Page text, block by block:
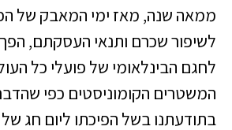
ממאה שנה, מאז ימי המאבק של
לשיפור שכרם ותנאי העסקתם,
לחגם הבינלאומי של פועלי כל
המשטרים הקומוניסטים כפי
בתודעתנו בשל הפיכתו ליום חג